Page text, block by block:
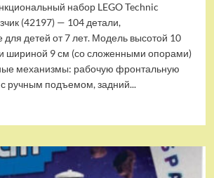
набор LEGO Technic
(42197) — 104 детали,
детей от 7 лет. Модель высотой 10
шириной 9 см (со сложенными опорами)
механизмы: рабочую фронтальную
ручным подъемом, задний...